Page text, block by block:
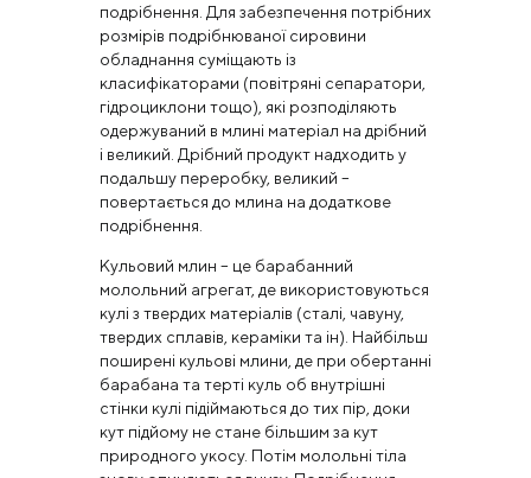
подрібнення. Для забезпечення потрібних
розмірів подрібнюваної сировини
обладнання суміщають із
класифікаторами (повітряні сепаратори,
гідроциклони тощо), які розподіляють
одержуваний в млині матеріал на дрібний
і великий. Дрібний продукт надходить у
подальшу переробку, великий –
повертається до млина на додаткове
подрібнення.
Кульовий млин – це барабанний
молольний агрегат, де використовуються
кулі з твердих матеріалів (сталі, чавуну,
твердих сплавів, кераміки та ін). Найбільш
поширені кульові млини, де при обертанні
барабана та терті куль об внутрішні
стінки кулі підіймаються до тих пір, доки
кут підйому не стане більшим за кут
природного укосу. Потім молольні тіла